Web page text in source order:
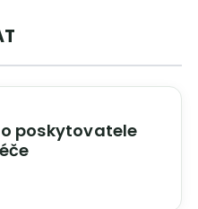
poskytovatele